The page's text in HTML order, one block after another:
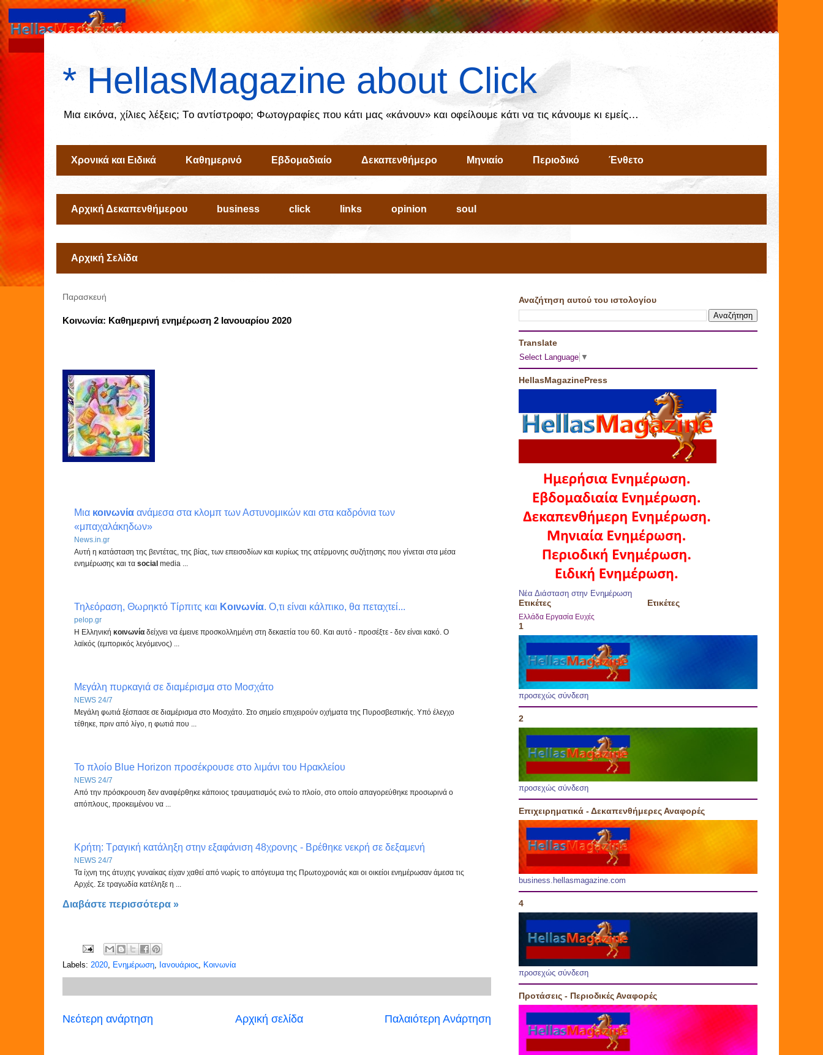
* HellasMagazine about Click
Μια εικόνα, χίλιες λέξεις; Tο αντίστροφο; Φωτογραφίες που κάτι μας «κάνουν» και οφείλουμε κάτι να τις κάνουμε κι εμείς…
Χρονικά και Ειδικά Καθημερινό Εβδομαδιαίο Δεκαπενθήμερο Μηνιαίο Περιοδικό Ένθετο
Αρχική Δεκαπενθήμερου business click links opinion soul
Αρχική Σελίδα
Παρασκευή
Κοινωνία: Καθημερινή ενημέρωση 2 Ιανουαρίου 2020
Μια κοινωνία ανάμεσα στα κλομπ των Αστυνομικών και στα καδρόνια των
«μπαχαλάκηδων»
News.in.gr
Αυτή η κατάσταση της βεντέτας, της βίας, των επεισοδίων και κυρίως της ατέρμονης συζήτησης που γίνεται στα μέσα
ενημέρωσης και τα social media ...
Τηλεόραση, Θωρηκτό Τίρπιτς και Κοινωνία. Ο,τι είναι κάλπικο, θα πεταχτεί...
pelop.gr
Η Ελληνική κοινωνία δείχνει να έμεινε προσκολλημένη στη δεκαετία του 60. Και αυτό - προσέξτε - δεν είναι κακό. Ο
λαϊκός (εμπορικός λεγόμενος) ...
Μεγάλη πυρκαγιά σε διαμέρισμα στο Μοσχάτο
NEWS 24/7
Μεγάλη φωτιά ξέσπασε σε διαμέρισμα στο Μοσχάτο. Στο σημείο επιχειρούν οχήματα της Πυροσβεστικής. Υπό έλεγχο
τέθηκε, πριν από λίγο, η φωτιά που ...
Το πλοίο Blue Horizon προσέκρουσε στο λιμάνι του Ηρακλείου
NEWS 24/7
Από την πρόσκρουση δεν αναφέρθηκε κάποιος τραυματισμός ενώ το πλοίο, στο οποίο απαγορεύθηκε προσωρινά ο
απόπλους, προκειμένου να ...
Κρήτη: Τραγική κατάληξη στην εξαφάνιση 48χρονης - Βρέθηκε νεκρή σε δεξαμενή
NEWS 24/7
Τα ίχνη της άτυχης γυναίκας είχαν χαθεί από νωρίς το απόγευμα της Πρωτοχρονιάς και οι οικείοι ενημέρωσαν άμεσα τις
Αρχές. Σε τραγωδία κατέληξε η ...
Διαβάστε περισσότερα »
Labels: 2020 Ενημέρωση Ιανουάριος Κοινωνία
Νεότερη ανάρτηση Παλαιότερη Ανάρτηση
Αρχική σελίδα
Αναζήτηση αυτού του ιστολογίου
Translate
Select Language ▼
HellasMagazinePress
Νέα Διάσταση στην Ενημέρωση
Ετικέτες
Ελλάδα Εργασία Ευχές
Ετικέτες
1
προσεχώς σύνδεση
2
προσεχώς σύνδεση
Επιχειρηματικά - Δεκαπενθήμερες Αναφορές
business.hellasmagazine.com
4
προσεχώς σύνδεση
Προτάσεις - Περιοδικές Αναφορές